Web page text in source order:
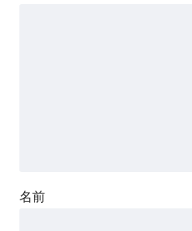
名前